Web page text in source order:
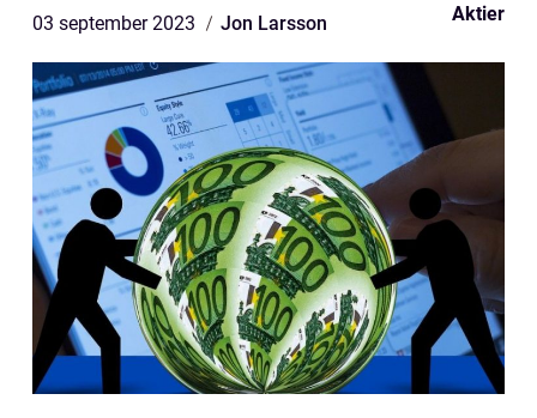
03 september 2023 Jon Larsson Aktier